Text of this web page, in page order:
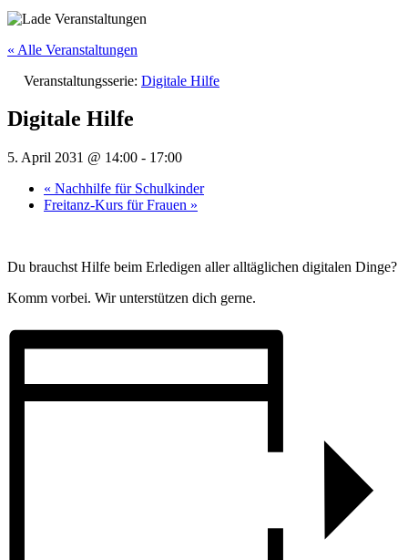
« Alle Veranstaltungen
Veranstaltungsserie: Digitale Hilfe
Digitale Hilfe
5. April 2031 @ 14:00 - 17:00
« Nachhilfe für Schulkinder
Freitanz-Kurs für Frauen »
Du brauchst Hilfe beim Erledigen aller alltäglichen digitalen Dinge?
Komm vorbei. Wir unterstützen dich gerne.